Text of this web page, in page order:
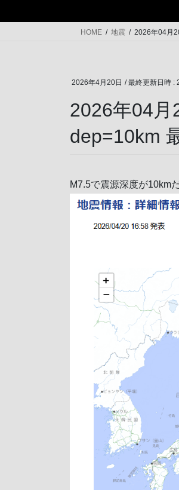
HOME 地震 2026年04月
2026年4月20日 / 最終更新日時 :
2026年04
dep=10km
M7.5で震源深度が10km